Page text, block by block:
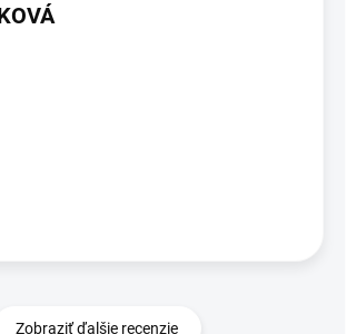
Zobraziť ďalšie recenzie